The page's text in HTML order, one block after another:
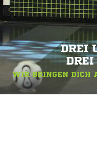
DREI
DREI
WIR BRINGEN DICH